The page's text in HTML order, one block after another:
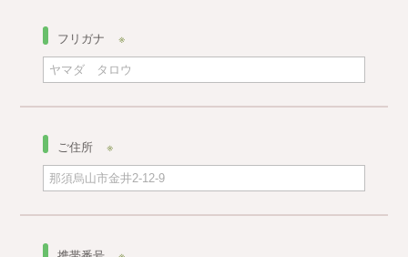
フリガナ ※
ご住所 ※